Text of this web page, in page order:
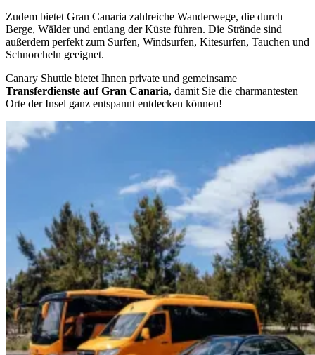
Zudem bietet Gran Canaria zahlreiche Wanderwege, die durch
Berge, Wälder und entlang der Küste führen. Die Strände sind
außerdem perfekt zum Surfen, Windsurfen, Kitesurfen, Tauchen und
Schnorcheln geeignet.
Canary Shuttle bietet Ihnen private und gemeinsame
Transferdienste auf Gran Canaria, damit Sie die charmantesten
Orte der Insel ganz entspannt entdecken können!